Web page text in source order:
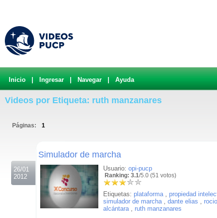
Inicio Ingresar Navegar Ayuda
Videos por Etiqueta: ruth manzanares
Páginas: 1
26/01
2012
Simulador de marcha
Usuario: opi-pucp
Ranking: 3.1/5.0 (51 votos)
Etiquetas: plataforma, propiedad
simulador de marcha, dante elias ,
alcántara, ruth manzanares